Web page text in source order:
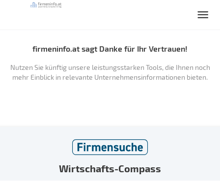
firmeninfo.at sagt Danke für Ihr Vertrauen!
Nutzen Sie künftig unsere leistungsstarken Tools, die Ihnen noch
mehr Einblick in relevante Unternehmensinformationen bieten.
Wirtschafts-Compass